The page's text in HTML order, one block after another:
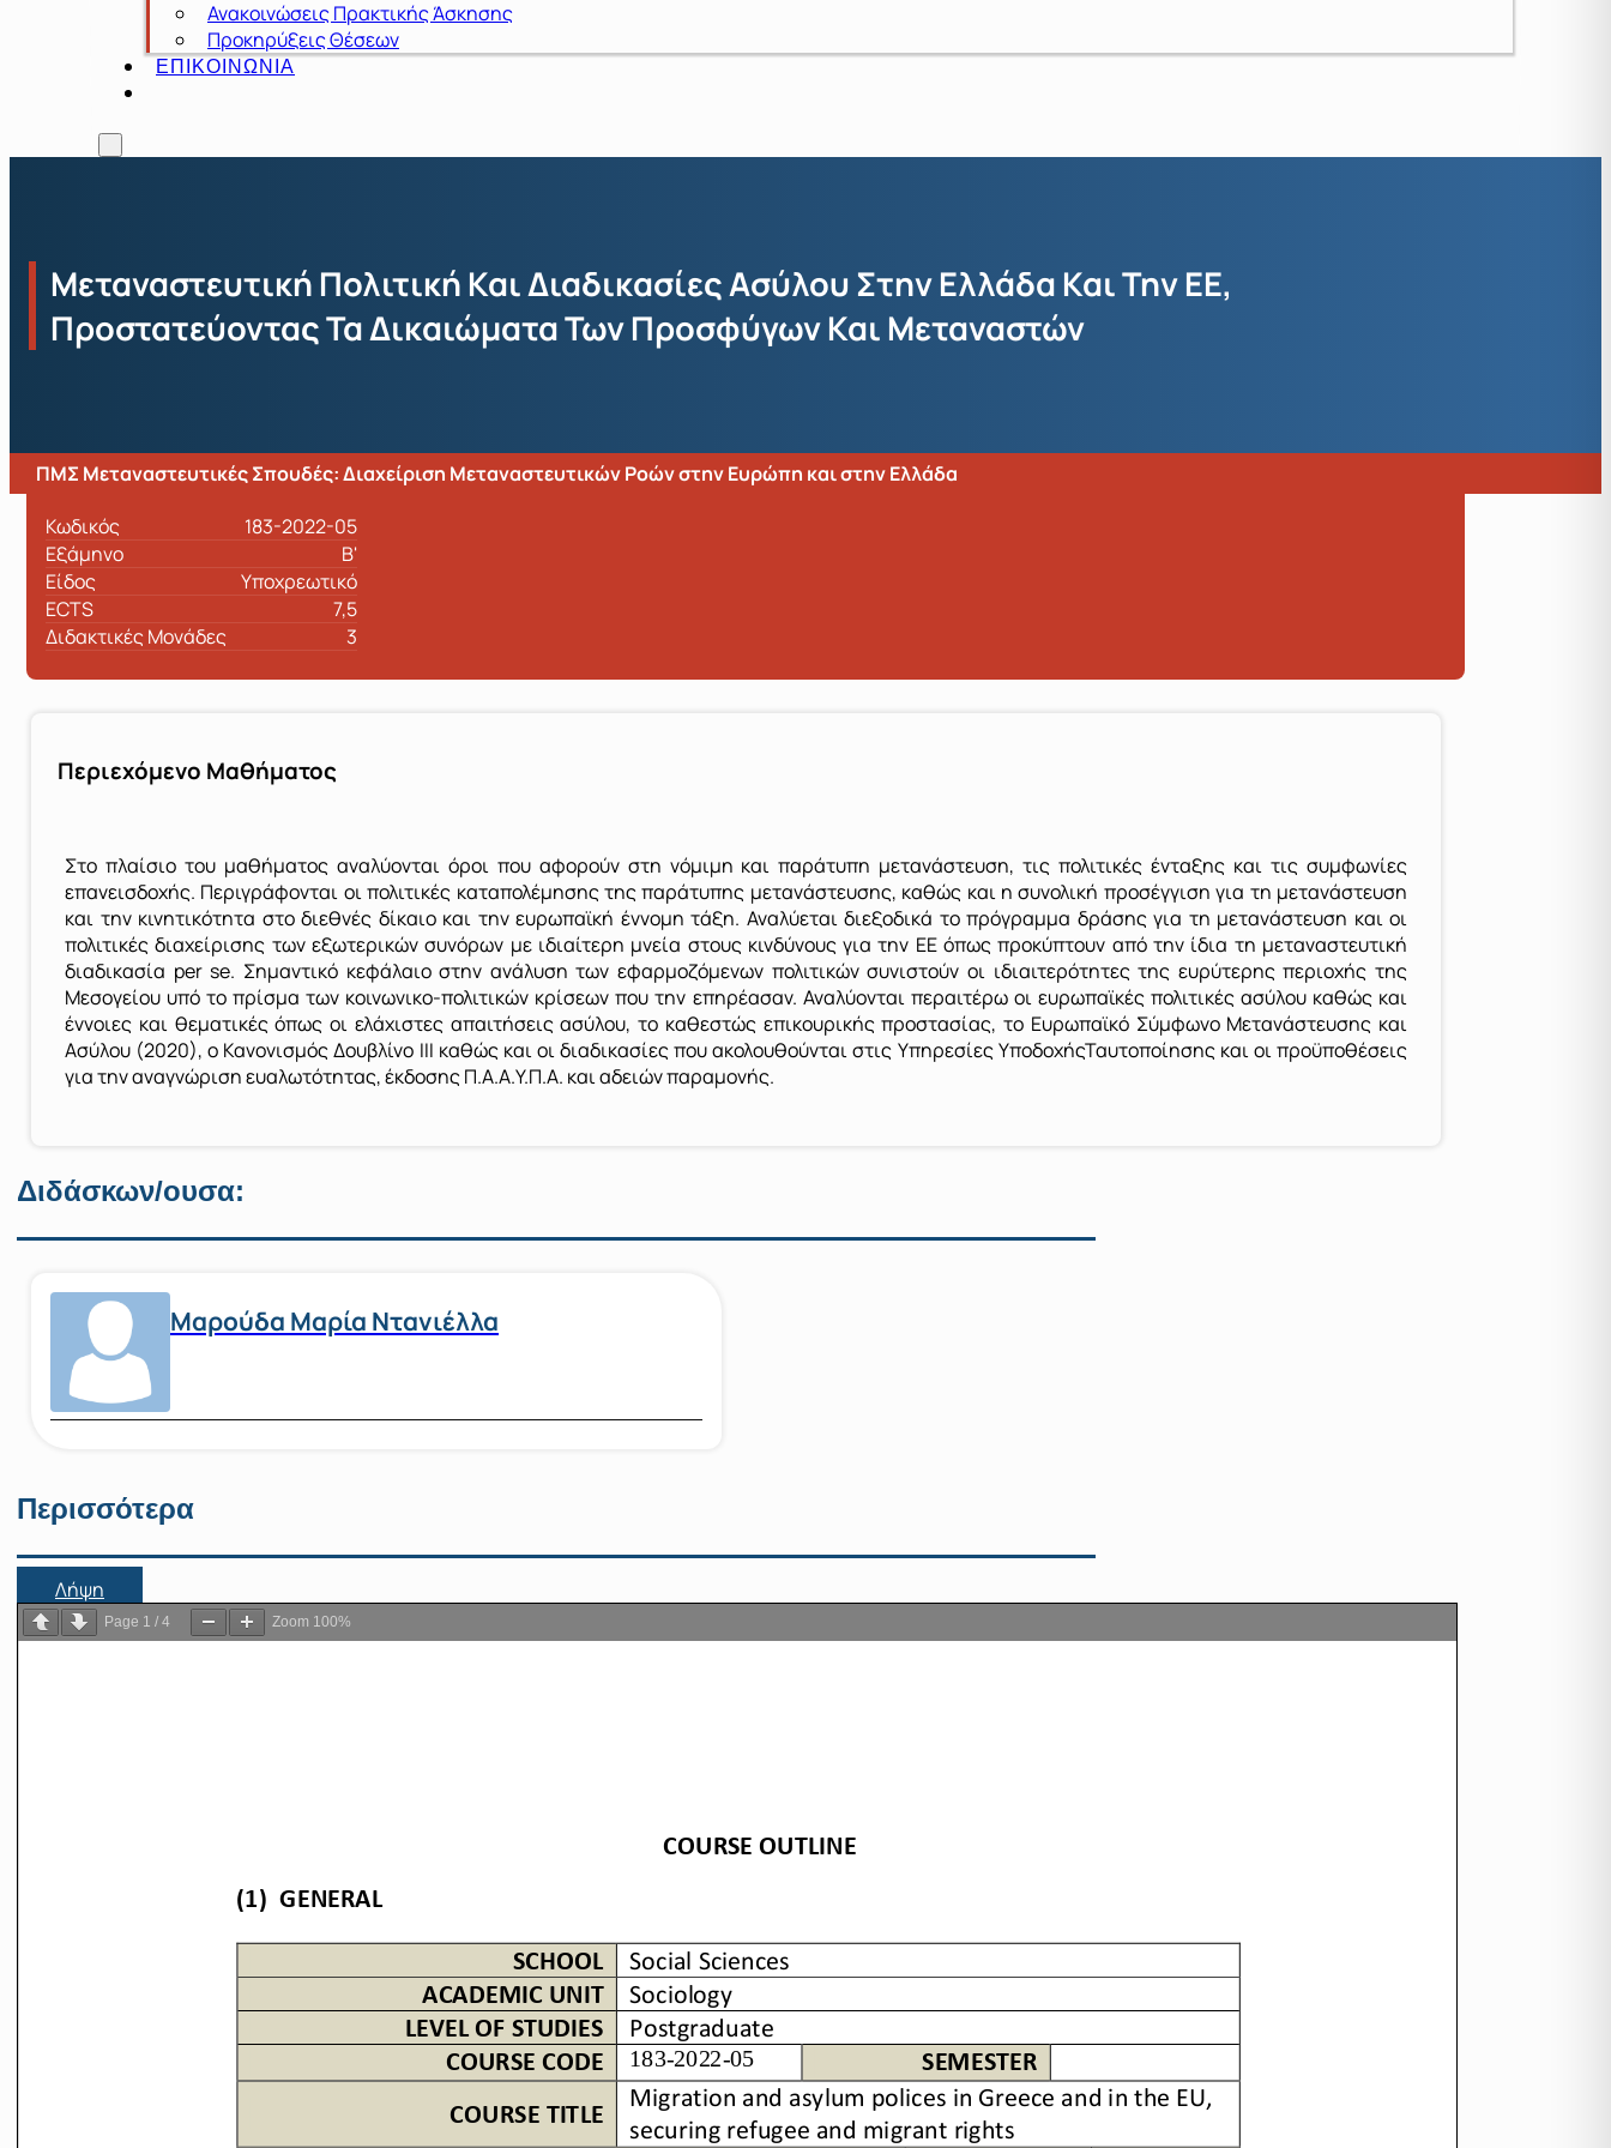
Ανακοινώσεις Πρακτικής Άσκησης
Προκηρύξεις Θέσεων
ΕΠΙΚΟΙΝΩΝΙΑ
Μεταναστευτική Πολιτική Και Διαδικασίες Ασύλου Στην Ελλάδα Και Την ΕΕ,
Προστατεύοντας Τα Δικαιώματα Των Προσφύγων Και Μεταναστών
ΠΜΣ Μεταναστευτικές Σπουδές: Διαχείριση Μεταναστευτικών Ροών στην Ευρώπη και στην Ελλάδα
Κωδικός
Εξάμηνο
Είδος
ECTS
Διδακτικές Μονάδες
183-2022-05
Β'
Υποχρεωτικό
7,5
3
Περιεχόμενο Μαθήματος
Στο πλαίσιο του μαθήματος αναλύονται όροι που αφορούν στη νόμιμη και παράτυπη μετανάστευση, τις πολιτικές ένταξης και τις συμφωνίες
επανεισδοχής. Περιγράφονται οι πολιτικές καταπολέμησης της παράτυπης μετανάστευσης, καθώς και η συνολική προσέγγιση για τη μετανάστευση
και την κινητικότητα στο διεθνές δίκαιο και την ευρωπαϊκή έννομη τάξη. Αναλύεται διεξοδικά το πρόγραμμα δράσης για τη μετανάστευση και οι
πολιτικές διαχείρισης των εξωτερικών συνόρων με ιδιαίτερη μνεία στους κινδύνους για την ΕΕ όπως προκύπτουν από την ίδια τη μεταναστευτική
διαδικασία per se. Σημαντικό κεφάλαιο στην ανάλυση των εφαρμοζόμενων πολιτικών συνιστούν οι ιδιαιτερότητες της ευρύτερης περιοχής της
Μεσογείου υπό το πρίσμα των κοινωνικο-πολιτικών κρίσεων που την επηρέασαν. Αναλύονται περαιτέρω οι ευρωπαϊκές πολιτικές ασύλου καθώς και
έννοιες και θεματικές όπως οι ελάχιστες απαιτήσεις ασύλου, το καθεστώς επικουρικής προστασίας, το Ευρωπαϊκό Σύμφωνο Μετανάστευσης και
Ασύλου (2020), ο Κανονισμός Δουβλίνο ΙΙΙ καθώς και οι διαδικασίες που ακολουθούνται στις Υπηρεσίες ΥποδοχήςΤαυτοποίησης και οι προϋποθέσεις
για την αναγνώριση ευαλωτότητας, έκδοσης Π.Α.Α.Υ.Π.Α. και αδειών παραμονής.
Διδάσκων/ουσα:
Μαρούδα Μαρία Ντανιέλλα
Περισσότερα
Λήψη
Page 1 / 4 Zoom 100%